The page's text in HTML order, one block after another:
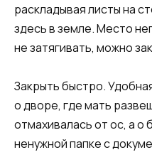
раскладывая листы на
здесь в земле. Место
не затягивать, можно
Закрыть быстро.
о дворе, где мать
отмахивалась от ос, а о
ненужной папке с